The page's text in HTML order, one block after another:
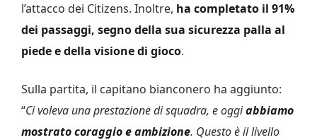
l’attacco dei Citizens. Inoltre, ha completato il 91%
dei passaggi, segno della sua sicurezza palla al
piede e della visione di gioco.
Sulla partita, il capitano bianconero ha aggiunto:
“Ci voleva una prestazione di squadra, e oggiabbiamo
mostrato coraggio e ambizione. Questo è il livello